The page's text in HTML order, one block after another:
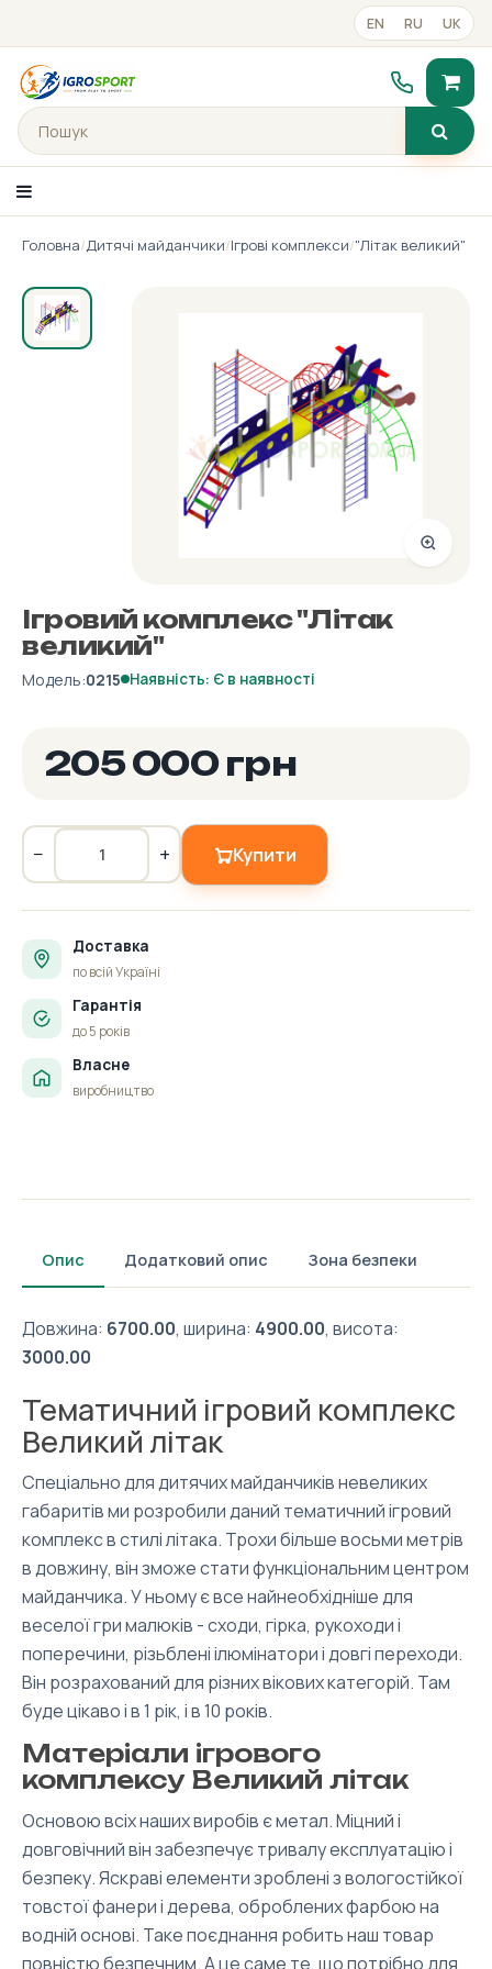
EN RU UK
Каталог товарiв
Портфоліо
Головна/Дитячі майданчики/Ігрові комплекси/"Літак великий"
Ігровий комплекс "Літак
великий"
Модель:0215 Наявність: Є в наявності
205 000 грн
− + Купити
Доставка
по всій Україні
Гарантія
до 5 років
Власне
виробництво
Опис Додатковий опис Зона безпеки
Довжина: 6700.00, ширина: 4900.00, висота:
3000.00
Тематичний ігровий комплекс
Великий літак
Спеціально для дитячих майданчиків невеликих
габаритів ми розробили даний тематичний ігровий
комплекс в стилі літака. Трохи більше восьми метрів
в довжину, він зможе стати функціональним центром
майданчика. У ньому є все найнеобхідніше для
веселої гри малюків - сходи, гірка, рукоходи і
поперечини, різьблені ілюмінатори і довгі переходи.
Він розрахований для різних вікових категорій. Там
буде цікаво і в 1 рік, і в 10 років.
Матеріали ігрового
комплексу Великий літак
Основою всіх наших виробів є метал. Міцний і
довговічний він забезпечує тривалу експлуатацію і
безпеку. Яскраві елементи зроблені з вологостійкої
товстої фанери і дерева, оброблених фарбою на
водній основі. Таке поєднання робить наш товар
повністю безпечним. А це саме те, що потрібно для